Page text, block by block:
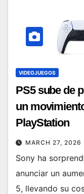
VIDEOJUEGOS
PS5 sube de
un
PlayStation
MARCH 27, 2026
Sony ha
anunciar un
5, llevando su